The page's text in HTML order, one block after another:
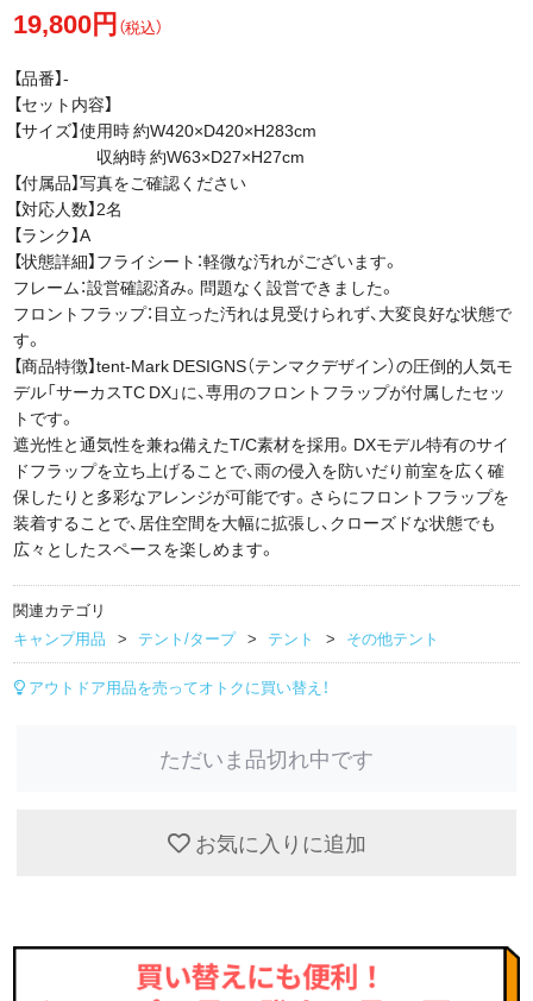
19,800円（税込）
【品番】-
【セット内容】
【サイズ】使用時 約W420×D420×H283cm
収納時 約W63×D27×H27cm
【付属品】写真をご確認ください
【対応人数】2名
【ランク】A
【状態詳細】フライシート：軽微な汚れがございます。
フレーム：設営確認済み。問題なく設営できました。
フロントフラップ：目立った汚れは見受けられず、大変良好な状態で
す。
【商品特徴】tent-Mark DESIGNS（テンマクデザイン）の圧倒的人気モ
デル「サーカスTC DX」に、専用のフロントフラップが付属したセッ
トです。
遮光性と通気性を兼ね備えたT/C素材を採用。DXモデル特有のサイ
ドフラップを立ち上げることで、雨の侵入を防いだり前室を広く確
保したりと多彩なアレンジが可能です。さらにフロントフラップを
装着することで、居住空間を大幅に拡張し、クローズドな状態でも
広々としたスペースを楽しめます。
関連カテゴリ
キャンプ用品
テント/タープ テント その他テント
アウトドア用品を売ってオトクに買い替え！
ただいま品切れ中です
お気に入りに追加